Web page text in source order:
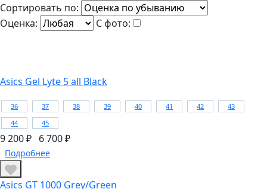
Сортировать по:
Оценка:
С фото:
Asics Gel Lyte 5 all Black
36 37 38 39 40 41 42
43
44
45
9 200 ₽ 6 700 ₽
Подробнее
Asics GT 1000 Grey/Green